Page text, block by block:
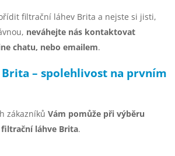
filtrační láhev Brita a nejste si jisti,
neváhejte nás kontaktovat
chatu, nebo emailem.
– spolehlivost na prvním
zákazníků Vám pomůže při výběru
láhve Brita.